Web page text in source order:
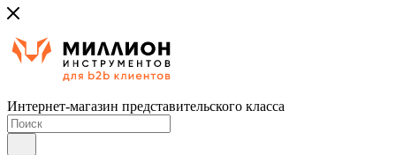
Интернет-магазин представительского класса